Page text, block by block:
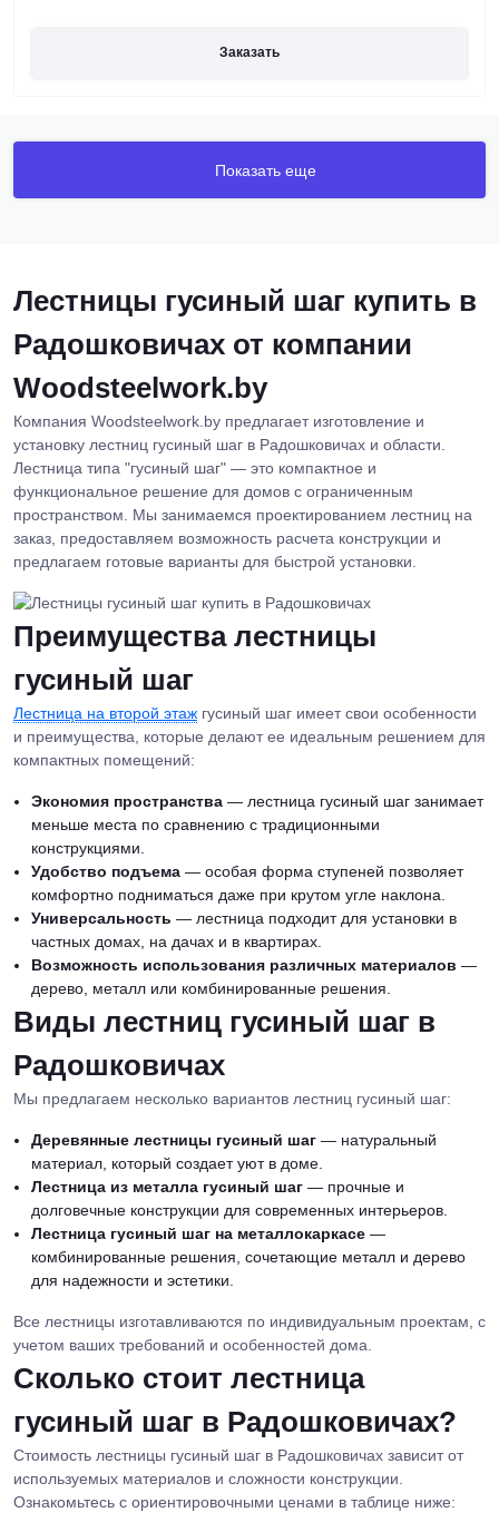
Заказать
Показать еще
Лестницы гусиный шаг купить в
Радошковичах от компании
Woodsteelwork.by
Компания Woodsteelwork.by предлагает изготовление и
установку лестниц гусиный шаг в Радошковичах и области.
Лестница типа "гусиный шаг" — это компактное и
функциональное решение для домов с ограниченным
пространством. Мы занимаемся проектированием лестниц на
заказ, предоставляем возможность расчета конструкции и
предлагаем готовые варианты для быстрой установки.
Преимущества лестницы
гусиный шаг
Лестница на второй этаж гусиный шаг имеет свои особенности
и преимущества, которые делают ее идеальным решением для
компактных помещений:
Экономия пространства — лестница гусиный шаг занимает
меньше места по сравнению с традиционными
конструкциями.
Удобство подъема — особая форма ступеней позволяет
комфортно подниматься даже при крутом угле наклона.
Универсальность — лестница подходит для установки в
частных домах, на дачах и в квартирах.
Возможность использования различных материалов —
дерево, металл или комбинированные решения.
Виды лестниц гусиный шаг в
Радошковичах
Мы предлагаем несколько вариантов лестниц гусиный шаг:
Деревянные лестницы гусиный шаг — натуральный
материал, который создает уют в доме.
Лестница из металла гусиный шаг — прочные и
долговечные конструкции для современных интерьеров.
Лестница гусиный шаг на металлокаркасе —
комбинированные решения, сочетающие металл и дерево
для надежности и эстетики.
Все лестницы изготавливаются по индивидуальным проектам, с
учетом ваших требований и особенностей дома.
Сколько стоит лестница
гусиный шаг в Радошковичах?
Стоимость лестницы гусиный шаг в Радошковичах зависит от
используемых материалов и сложности конструкции.
Ознакомьтесь с ориентировочными ценами в таблице ниже: